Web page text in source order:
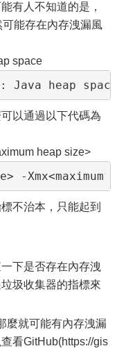
有人不知道的是，
能存在內存洩漏風
space
Java heap
以通過以下代碼為
heap size>
Xmx<maximum
不治本，只能起到
下是否存在內存洩
圾收集器的指標來
麼就可能有內存洩漏
看GitHub(https://gis